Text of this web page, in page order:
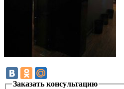
Заказать консультацию